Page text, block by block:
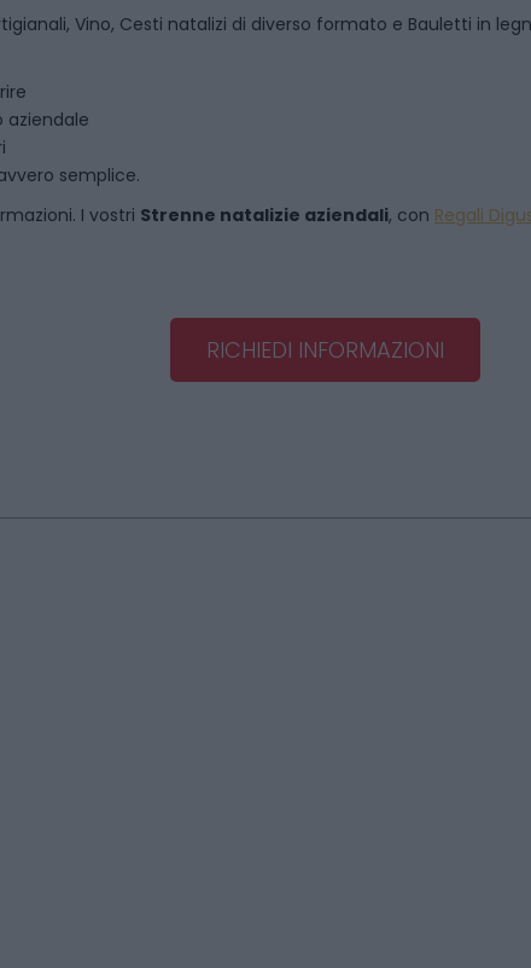
Vino, Cesti natalizi di diverso formato e Bauletti in
aziendale
semplice.
I vostri Strenne natalizie aziendali, con Regali
RICHIEDI INFORMAZIONI